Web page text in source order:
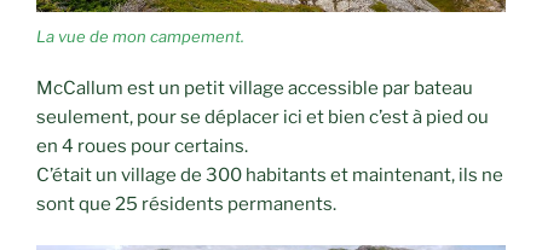
La vue de mon campement.
McCallum est un petit village accessible par bateau
seulement, pour se déplacer ici et bien c’est à pied ou
en 4 roues pour certains.
C’était un village de 300 habitants et maintenant, ils ne
sont que 25 résidents permanents.